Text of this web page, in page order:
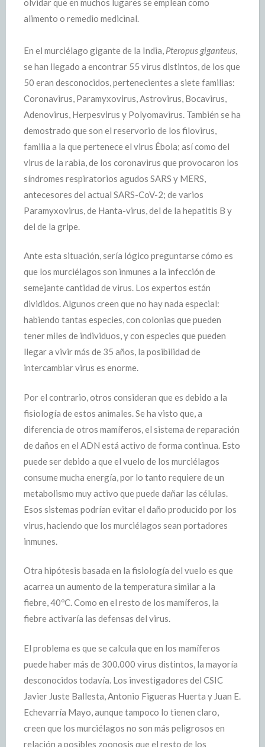
olvidar que en muchos lugares se emplean como
alimento o remedio medicinal.
En el murciélago gigante de la India, Pteropus giganteus
se han llegado a encontrar 55 virus distintos, de los que
50 eran desconocidos, pertenecientes a siete familias:
Coronavirus, Paramyxovirus, Astrovirus, Bocavirus,
Adenovirus, Herpesvirus y Polyomavirus. También se ha
demostrado que son el reservorio de los filovirus,
familia a la que pertenece el virus Ébola; así como del
virus de la rabia, de los coronavirus que provocaron los
síndromes respiratorios agudos SARS y MERS,
antecesores del actual SARS-CoV-2; de varios
Paramyxovirus, de Hanta-virus, del de la hepatitis B y
del de la gripe.
Ante esta situación, sería lógico preguntarse cómo es
que los murciélagos son inmunes a la infección de
semejante cantidad de virus. Los expertos están
divididos. Algunos creen que no hay nada especial:
habiendo tantas especies, con colonias que pueden
tener miles de individuos, y con especies que pueden
llegar a vivir más de 35 años, la posibilidad de
intercambiar virus es enorme.
Por el contrario, otros consideran que es debido a la
fisiología de estos animales. Se ha visto que, a
diferencia de otros mamíferos, el sistema de reparación
de daños en el ADN está activo de forma continua. Esto
puede ser debido a que el vuelo de los murciélagos
consume mucha energía, por lo tanto requiere de un
metabolismo muy activo que puede dañar las células.
Esos sistemas podrían evitar el daño producido por los
virus, haciendo que los murciélagos sean portadores
inmunes.
Otra hipótesis basada en la fisiología del vuelo es que
acarrea un aumento de la temperatura similar a la
fiebre, 40ºC. Como en el resto de los mamíferos, la
fiebre activaría las defensas del virus.
El problema es que se calcula que en los mamíferos
puede haber más de 300.000 virus distintos, la mayoría
desconocidos todavía. Los investigadores del CSIC
Javier Juste Ballesta, Antonio Figueras Huerta y Juan E.
Echevarría Mayo, aunque tampoco lo tienen claro,
creen que los murciélagos no son más peligrosos en
relación a posibles zoonosis que el resto de los